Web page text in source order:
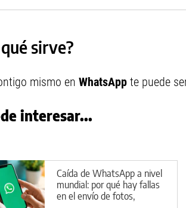
sirve?
mismo en WhatsApp te puede
interesar...
Caída de WhatsApp a nivel
mundial: por qué hay fallas
en el envío de fotos,